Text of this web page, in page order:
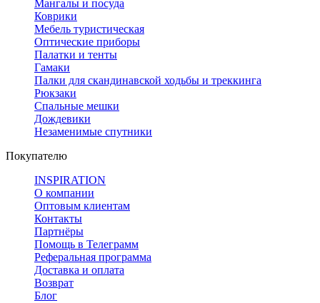
Мангалы и посуда
Коврики
Мебель туристическая
Оптические приборы
Палатки и тенты
Гамаки
Палки для скандинавской ходьбы и треккинга
Рюкзаки
Спальные мешки
Дождевики
Незаменимые спутники
Покупателю
INSPIRATION
О компании
Оптовым клиентам
Контакты
Партнёры
Помощь в Телеграмм
Реферальная программа
Доставка и оплата
Возврат
Блог